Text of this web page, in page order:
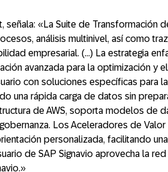
señala: «La Suite de Transformación
análisis multinivel, así como
empresarial. (…) La estrategia
avanzada para la optimización y
con soluciones específicas para
una rápida carga de datos sin
de AWS, soporta modelos de
Los Aceleradores de Valor
personalizada, facilitando
de SAP Signavio aprovecha la